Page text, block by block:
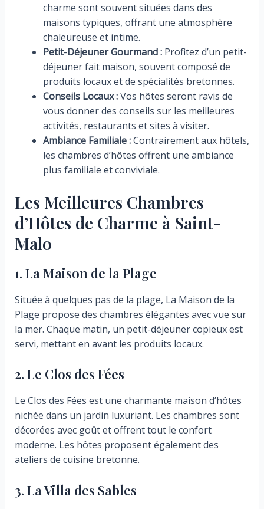
charme sont souvent situées dans des
maisons typiques, offrant une atmosphère
chaleureuse et intime.
Petit-Déjeuner Gourmand :Profitez d’un petit-
déjeuner fait maison, souvent composé de
produits locaux et de spécialités bretonnes.
Conseils Locaux :Vos hôtes seront ravis de
vous donner des conseils sur les meilleures
activités, restaurants et sites à visiter.
Ambiance Familiale :Contrairement aux hôtels,
les chambres d’hôtes offrent une ambiance
plus familiale et conviviale.
Les Meilleures Chambres
d’Hôtes de Charme à Saint-
Malo
1. La Maison de la Plage
Située à quelques pas de la plage, La Maison de la
Plage propose des chambres élégantes avec vue sur
la mer. Chaque matin, un petit-déjeuner copieux est
servi, mettant en avant les produits locaux.
2. Le Clos des Fées
Le Clos des Fées est une charmante maison d’hôtes
nichée dans un jardin luxuriant. Les chambres sont
décorées avec goût et offrent tout le confort
moderne. Les hôtes proposent également des
ateliers de cuisine bretonne.
3. La Villa des Sables